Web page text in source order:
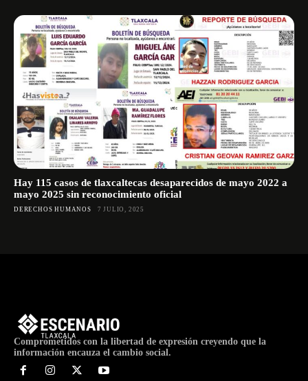
Hay 115 casos de tlaxcaltecas desaparecidos de mayo 2022 a
mayo 2025 sin reconocimiento oficial
DERECHOS HUMANOS 7 JULIO, 2025
Comprometidos con la libertad de expresión creyendo que la
información encauza el cambio social.